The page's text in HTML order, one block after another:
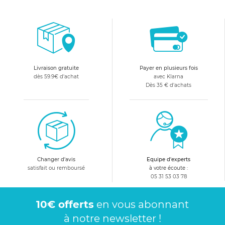
Livraison gratuite
dès 59.9€ d'achat
Payer en plusieurs fois
avec Klarna
Dès 35 € d'achats
Changer d'avis
satisfait ou remboursé
Equipe d'experts
à votre écoute :
05 31 53 03 78
10€ offerts en vous abonnant
à notre newsletter !